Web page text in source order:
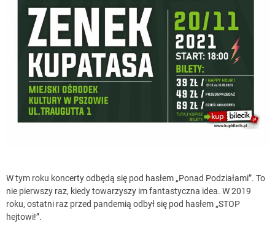
W tym roku koncerty odbędą się pod hasłem „Ponad Podziałami”. To
nie pierwszy raz, kiedy towarzyszy im fantastyczna idea. W 2019
roku, ostatni raz przed pandemią odbył się pod hasłem „STOP
hejtowi!”.